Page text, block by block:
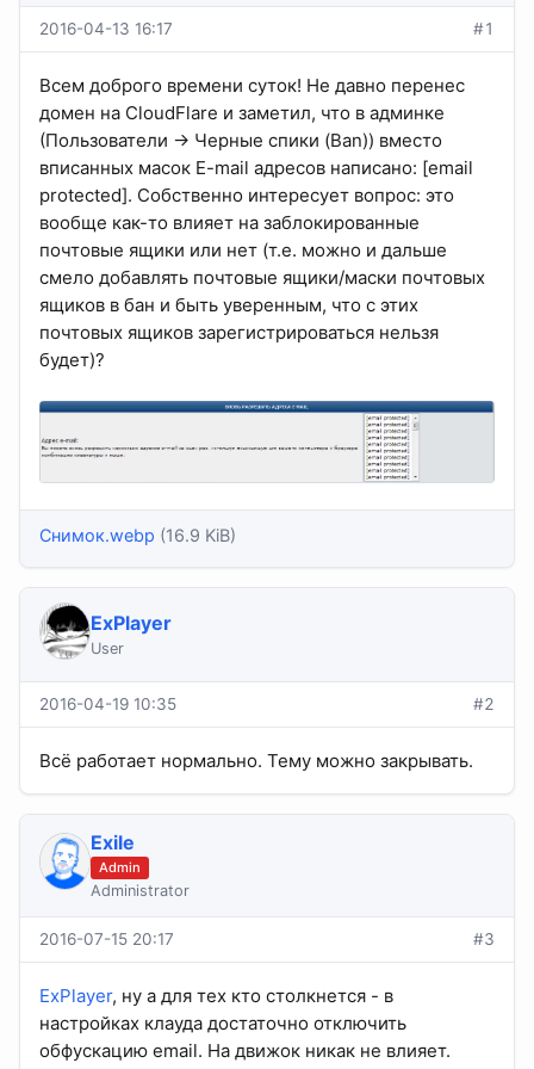
2016-04-13 16:17 #1
Всем доброго времени суток! Не давно перенес
домен на CloudFlare и заметил, что в админке
(Пользователи -> Черные спики (Ban)) вместо
вписанных масок E-mail адресов написано: [email
protected]. Собственно интересует вопрос: это
вообще как-то влияет на заблокированные
почтовые ящики или нет (т.е. можно и дальше
смело добавлять почтовые ящики/маски почтовых
ящиков в бан и быть уверенным, что с этих
почтовых ящиков зарегистрироваться нельзя
будет)?
Снимок.webp (16.9 KiB)
ExPlayer
User
2016-04-19 10:35 #2
Всё работает нормально. Тему можно закрывать.
Exile
Admin
Administrator
2016-07-15 20:17 #3
ExPlayer, ну а для тех кто столкнется - в
настройках клауда достаточно отключить
обфускацию email. На движок никак не влияет.